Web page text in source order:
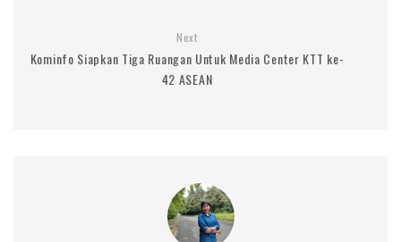
Next
Kominfo Siapkan Tiga Ruangan Untuk Media Center KTT ke-
42 ASEAN